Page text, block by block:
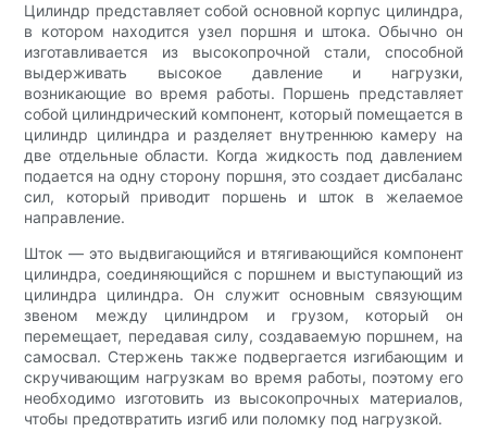
Цилиндр представляет собой основной корпус цилиндра,
в котором находится узел поршня и штока. Обычно он
изготавливается из высокопрочной стали, способной
выдерживать высокое давление и нагрузки,
возникающие во время работы. Поршень представляет
собой цилиндрический компонент, который помещается в
цилиндр цилиндра и разделяет внутреннюю камеру на
две отдельные области. Когда жидкость под давлением
подается на одну сторону поршня, это создает дисбаланс
сил, который приводит поршень и шток в желаемое
направление.
Шток — это выдвигающийся и втягивающийся компонент
цилиндра, соединяющийся с поршнем и выступающий из
цилиндра цилиндра. Он служит основным связующим
звеном между цилиндром и грузом, который он
перемещает, передавая силу, создаваемую поршнем, на
самосвал. Стержень также подвергается изгибающим и
скручивающим нагрузкам во время работы, поэтому его
необходимо изготовить из высокопрочных материалов,
чтобы предотвратить изгиб или поломку под нагрузкой.